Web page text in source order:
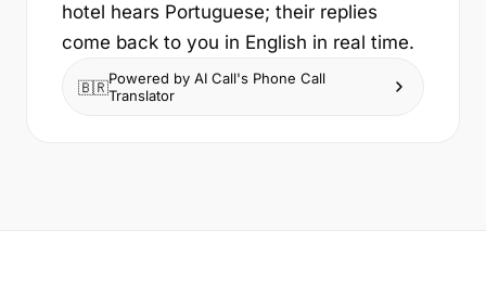
hotel hears Portuguese; their replies
come back to you in English in real time.
🇧🇷Powered by AI Call's Phone Call
Translator